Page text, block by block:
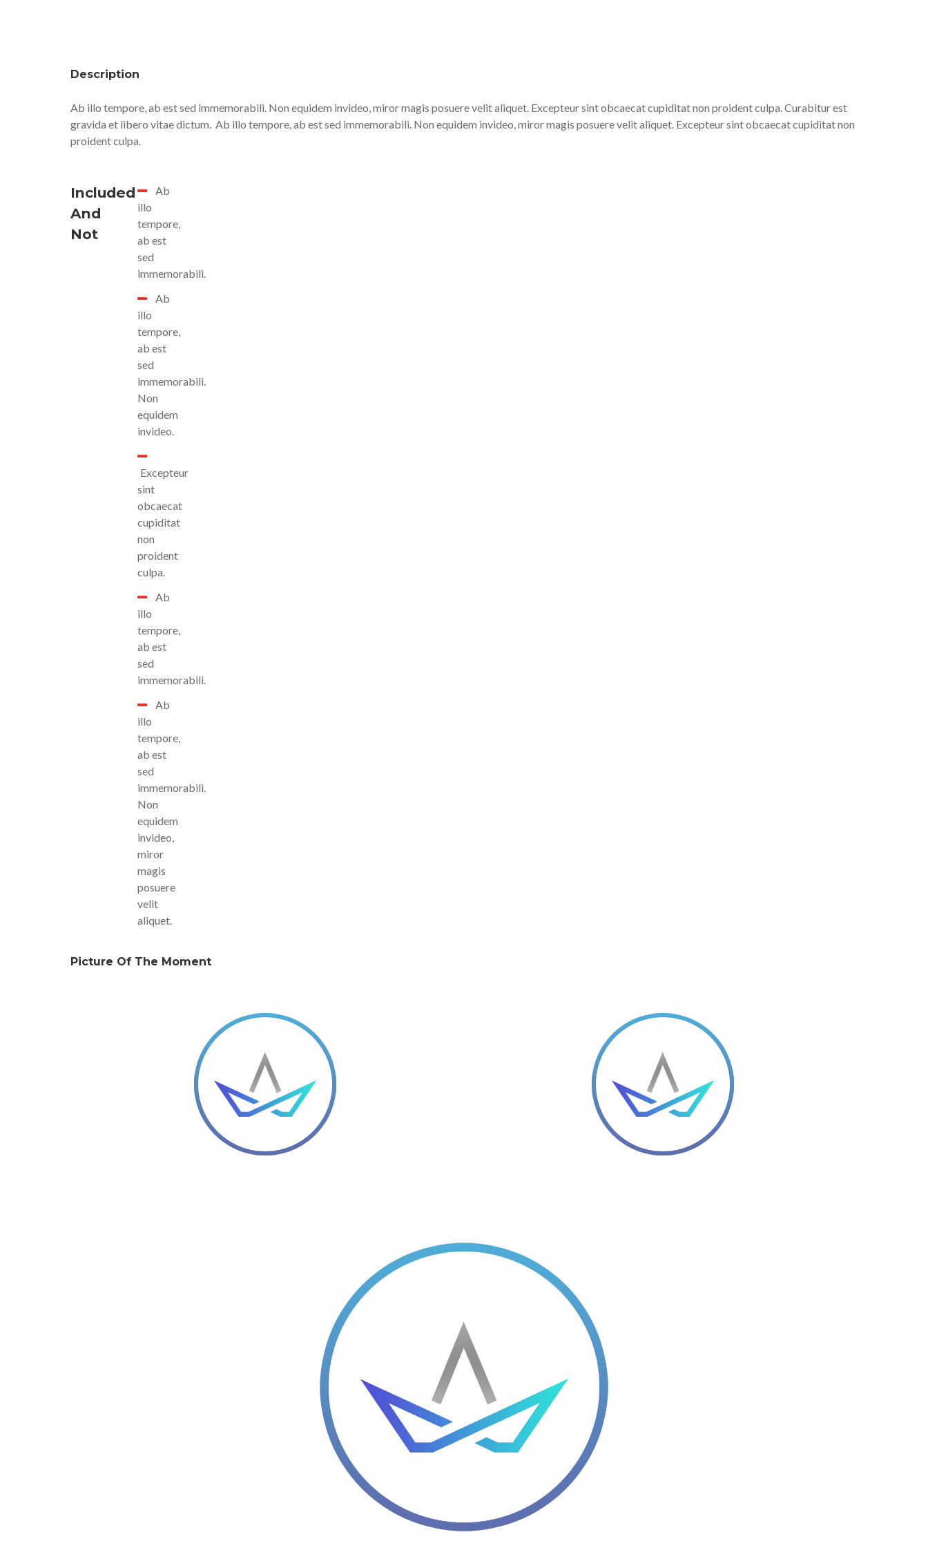
Description
Ab illo tempore, ab est sed immemorabili. Non equidem invideo, miror magis posuere velit aliquet. Excepteur sint obcaecat cupiditat non proident culpa. Curabitur est
gravida et libero vitae dictum. Ab illo tempore, ab est sed immemorabili. Non equidem invideo, miror magis posuere velit aliquet. Excepteur sint obcaecat cupiditat non
proident culpa.
Included
And
Not
Ab
illo
tempore,
ab est
sed
immemorabili.
Ab
illo
tempore,
ab est
sed
immemorabili.
Non
equidem
invideo.
Excepteur
sint
obcaecat
cupiditat
non
proident
culpa.
Ab
illo
tempore,
ab est
sed
immemorabili.
Ab
illo
tempore,
ab est
sed
immemorabili.
Non
equidem
invideo,
miror
magis
posuere
velit
aliquet.
Picture Of The Moment